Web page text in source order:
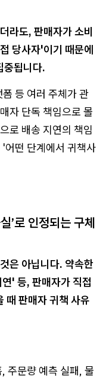
라도, 판매자가 소비
당사자'이기 때문에
중됩니다.
등 여러 주체가 관
자 단독 책임으로 몰
로 배송 지연의 책임
어떤 단계에서 귀책사
’로 인정되는 구체
은 아닙니다. 약속한
' 등, 판매자가 직접
때 판매자 귀책 사유
주문량 예측 실패, 물